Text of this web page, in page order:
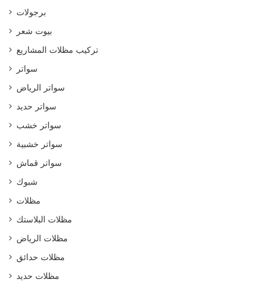
برجولات
بيوت شعر
تركيب مظلات المشاريع
سواتر
سواتر الرياض
سواتر حديد
سواتر خشب
سواتر خشبية
سواتر قماش
شبوك
مظلات
مظلات البلاستك
مظلات الرياض
مظلات حدائق
مظلات حديد